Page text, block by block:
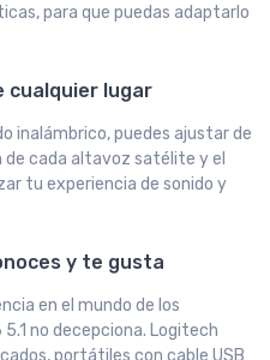
para que puedas adaptarlo
cualquier lugar
inalámbrico, puedes ajustar de
cada altavoz satélite y el
tu experiencia de sonido y
y te gusta
en el mundo de los
no decepciona. Logitech
portátiles con cable USB